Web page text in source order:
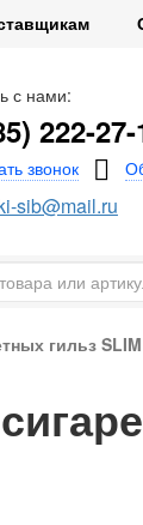
с нами:
222-
sib@mail.ru
гильз SLIM